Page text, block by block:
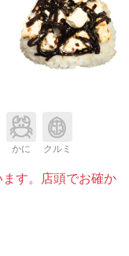
かに クルミ
す。店頭でお確か